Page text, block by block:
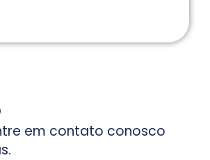
em contato conosco